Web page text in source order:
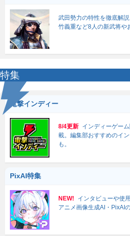
武田勢力の特性を徹底解
竹義重など8人の新武将や
特集
電撃インディー
8/4更新 インディーゲー
載。編集部おすすめのイ
も。
PixAI特集
NEW!
インタビューや使
アニメ画像生成AI・PixAI